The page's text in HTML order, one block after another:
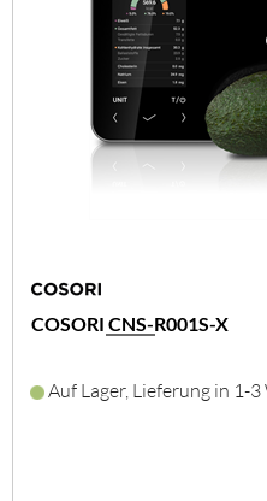
COSORI CNS-R001S-X
Auf Lager, Lieferung in 1-